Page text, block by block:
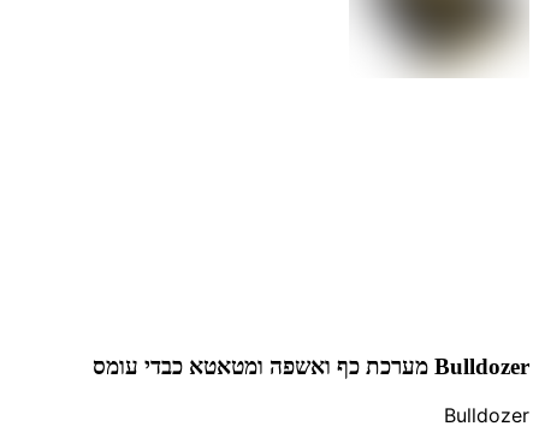
Bulldozer מערכת כף ואשפה ומטאטא כבדי עומס
Bulldozer